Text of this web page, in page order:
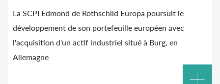
La SCPI Edmond de Rothschild Europa poursuit le
développement de son portefeuille européen avec
l'acquisition d'un actif industriel situé à Burg, en
Allemagne